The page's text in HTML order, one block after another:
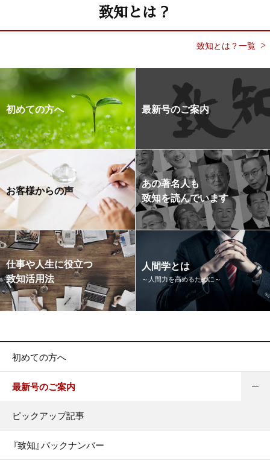
致知とは？
致知とは？一覧
初めての方へ 最新号のご案内
お客様からの声
あの著名人も
致知を読んでいます
仕事や人生に役立つ
致知活用法
人間学とは
～人間力を高めるために～
初めての方へ
最新号のご案内
ピックアップ記事
『致知』バックナンバー